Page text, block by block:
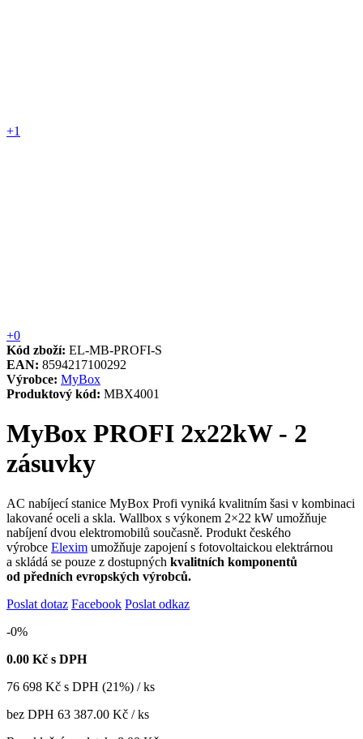
+1
+0
Kód zboží: EL-MB-PROFI-S
EAN: 8594217100292
Výrobce: MyBox
Produktový kód: MBX4001
MyBox PROFI 2x22kW - 2
zásuvky
AC nabíjecí stanice MyBox Profi vyniká kvalitním šasi v kombinaci
lakované oceli a skla. Wallbox s výkonem 2×22 kW umožňuje
nabíjení dvou elektromobilů současně. Produkt českého
výrobce Elexim umožňuje zapojení s fotovoltaickou elektrárnou
a skládá se pouze z dostupných kvalitních komponentů
od předních evropských výrobců.
Poslat dotaz Facebook Poslat odkaz
-0%
0.00 Kč s DPH
76 698 Kč s DPH (21%) / ks
bez DPH 63 387.00 Kč / ks